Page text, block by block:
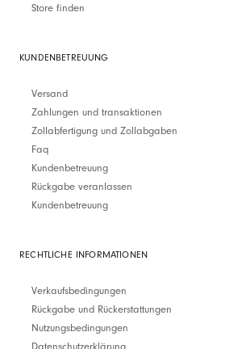
Store finden
KUNDENBETREUUNG
Versand
Zahlungen und transaktionen
Zollabfertigung und Zollabgaben
Faq
Kundenbetreuung
Rückgabe veranlassen
Kundenbetreuung
RECHTLICHE INFORMATIONEN
Verkaufsbedingungen
Rückgabe und Rückerstattungen
Nutzungsbedingungen
Datenschutzerklärung